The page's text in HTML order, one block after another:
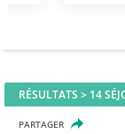
RÉSULTATS > 14
PARTAGER